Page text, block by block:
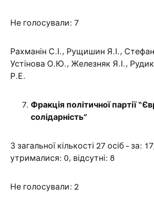
Не голосували: 7
Рахманін С.І., Рущишин Я.І.,
Устінова О.Ю., Железняк Я.І.,
Р.Е.
Фракція політичної партії
солідарність”
З загальної кількості 27 осіб – за:
утрималися: 0, відсутні: 8
Не голосували: 2